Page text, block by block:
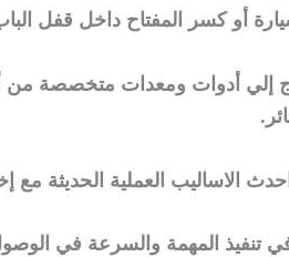
أو كسر المفتاح داخل قفل
إلي أدوات ومعدات متخصصة من
الاساليب العملية الحديثة مع
تنفيذ المهمة والسرعة في